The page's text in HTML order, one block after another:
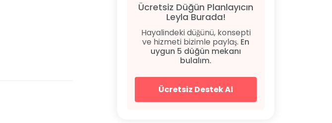
Ücretsiz Düğün Planlayıcın
Leyla Burada!
Hayalindeki düğünü, konsepti
ve hizmeti bizimle paylaş. En
uygun 5 düğün mekanı
bulalım.
Ücretsiz Destek Al